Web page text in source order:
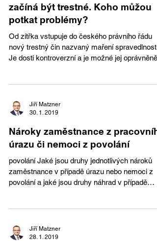
začíná být trestné. Koho můžou
potkat problémy?
Od zítřka vstupuje do českého právního řádu
nový trestný čin nazvaný maření spravedlnosti.
Je dosti kontroverzní a je možné jej
Jiří Matzner
30. 1. 2019
Nároky zaměstnance z
úrazu či nemoci z povolání
povolání Jaké jsou druhy jednotlivých nároků
zaměstnance v případě úrazu nebo nemoci z
povolání a jaké jsou druhy náhrad v případě
Jiří Matzner
28. 1. 2019